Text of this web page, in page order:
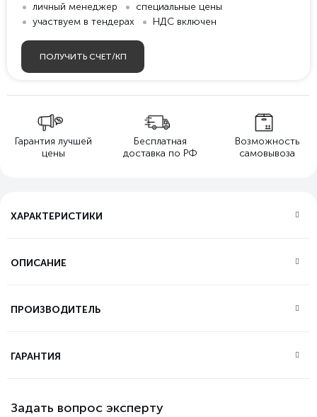
личный менеджер
специальные цены
участвуем в тендерах
НДС включен
ПОЛУЧИТЬ СЧЕТ/КП
Гарантия лучшей
цены
Бесплатная
доставка по РФ
Возможность
самовывоза
Задать вопрос эксперту
ХАРАКТЕРИСТИКИ
ОПИСАНИЕ
ПРОИЗВОДИТЕЛЬ
ГАРАНТИЯ